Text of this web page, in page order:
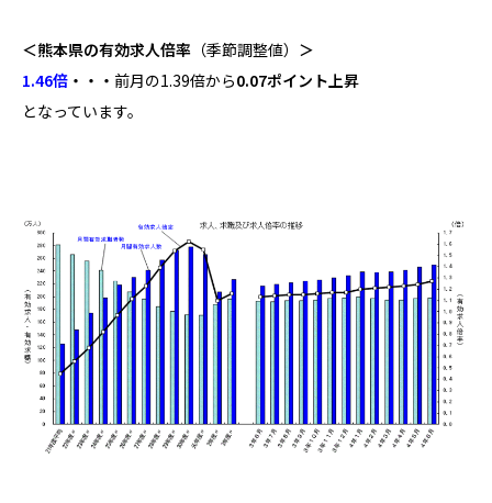
＜熊本県の有効求人倍率 （季節調整値） ＞
1.46倍 ・・・ 前月の1.39倍から0.07ポイント上昇
となっています。